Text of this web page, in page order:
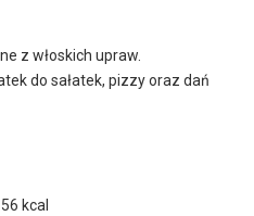
z włoskich upraw.
do sałatek, pizzy oraz dań
kcal